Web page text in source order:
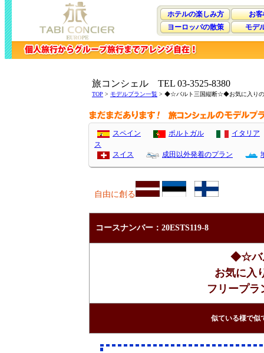
ホテルの楽しみ方
お客
ヨーロッパの散策
モデ
旅コンシェル TEL 03-3525-8380
TOP > モデルプラン一覧 > ◆☆バルト三国縦断☆◆お気に入りの
スペイン ポルトガル
イタリア
ス
スイス
成田以外発着のプラン
自由に創る
コースナンバー：20ESTS119-8
◆☆バ
お気に入
フリープ
似ている様で似